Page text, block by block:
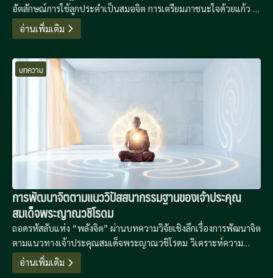
อัตลักษณ์การใช้ลูกประคำเป็นสมอจิต การเตรียมภาชนะใจด้วยแก้ว 5
โกฐาก และลำดับการปฏิบัติที่เน้นการสร้างปีติจากฐานความดี เพื่อ
ขจัดอกุศลธรรม 14 ประการอย่างเป็นระบบ
อ่านเพิ่มเติม
บทความ
การพัฒนาจิตตามแนววิปัสสนากรรมฐานของเจ้าประคุณ
สมเด็จพระญาณวชิโรดม
ถอดรหัสลับแห่ง “พลังจิต” ผ่านบทความวิจัยเชิงลึกเรื่องการพัฒนาจิต
ตามแนวทางเจ้าประคุณสมเด็จพระญาณวชิโรดม วิเคราะห์ความ
เชื่อมโยงระหว่างสมถะและวิปัสสนา พร้อมสูตรสำเร็จ 30/30 ที่เปลี่ยน
การปฏิบัติที่ยุ่งยากให้เป็นเรื่องง่ายในชีวิตประจำวัน
อ่านเพิ่มเติม